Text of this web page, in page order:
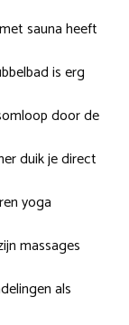
sauna heeft
is erg
door de
duik je direct
yoga
massages
als